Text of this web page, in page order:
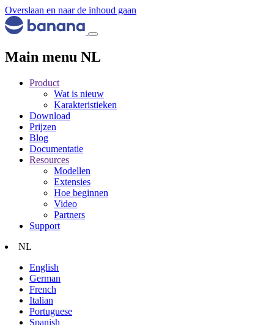
Overslaan en naar de inhoud gaan
Main menu NL
Product
Wat is nieuw
Karakteristieken
Download
Prijzen
Blog
Documentatie
Resources
Modellen
Extensies
Hoe beginnen
Video
Partners
Support
NL
English
German
French
Italian
Portuguese
Spanish